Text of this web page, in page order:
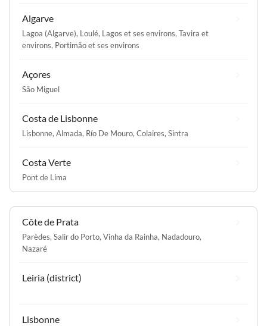
Algarve
Lagoa (Algarve), Loulé, Lagos et ses environs, Tavira et
environs, Portimão et ses environs
Açores
São Miguel
Costa de Lisbonne
Lisbonne, Almada, Río De Mouro, Colaires, Sintra
Costa Verte
Pont de Lima
Côte de Prata
Parèdes, Salir do Porto, Vinha da Rainha, Nadadouro,
Nazaré
Leiria (district)
Lisbonne